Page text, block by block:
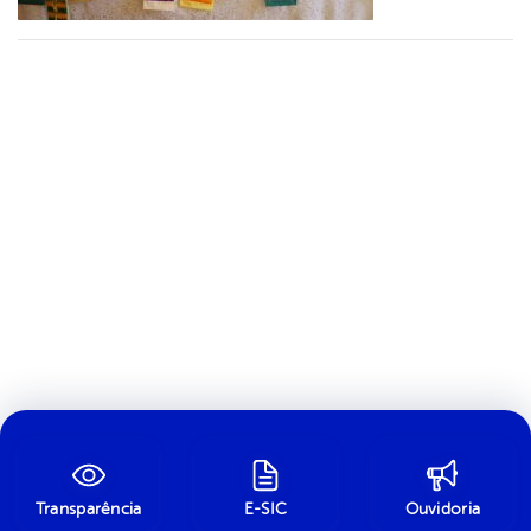
Transparência E-SIC Ouvidoria